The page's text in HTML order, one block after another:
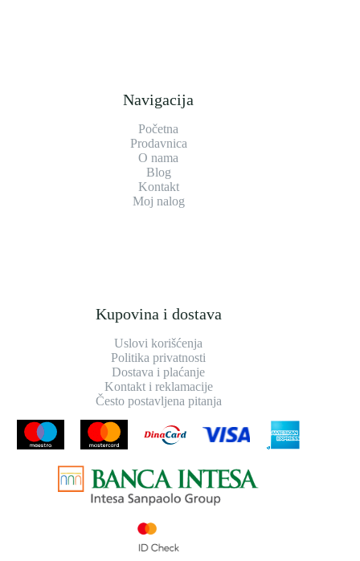
Navigacija
Početna
Prodavnica
O nama
Blog
Kontakt
Moj nalog
Kupovina i dostava
Uslovi korišćenja
Politika privatnosti
Dostava i plaćanje
Kontakt i reklamacije
Često postavljena pitanja